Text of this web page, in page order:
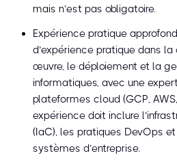
mais n’est pas obligatoire.
Expérience pratique
d’expérience pratique dans
œuvre, le déploiement et la
informatiques, avec une
plateformes cloud (GCP,
expérience doit inclure
(IaC), les pratiques DevOps
systèmes d’entreprise.